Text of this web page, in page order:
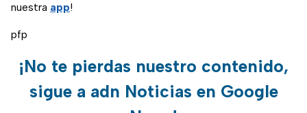
nuestra app!
pfp
¡No te pierdas nuestro contenido,
sigue a adn Noticias en Google